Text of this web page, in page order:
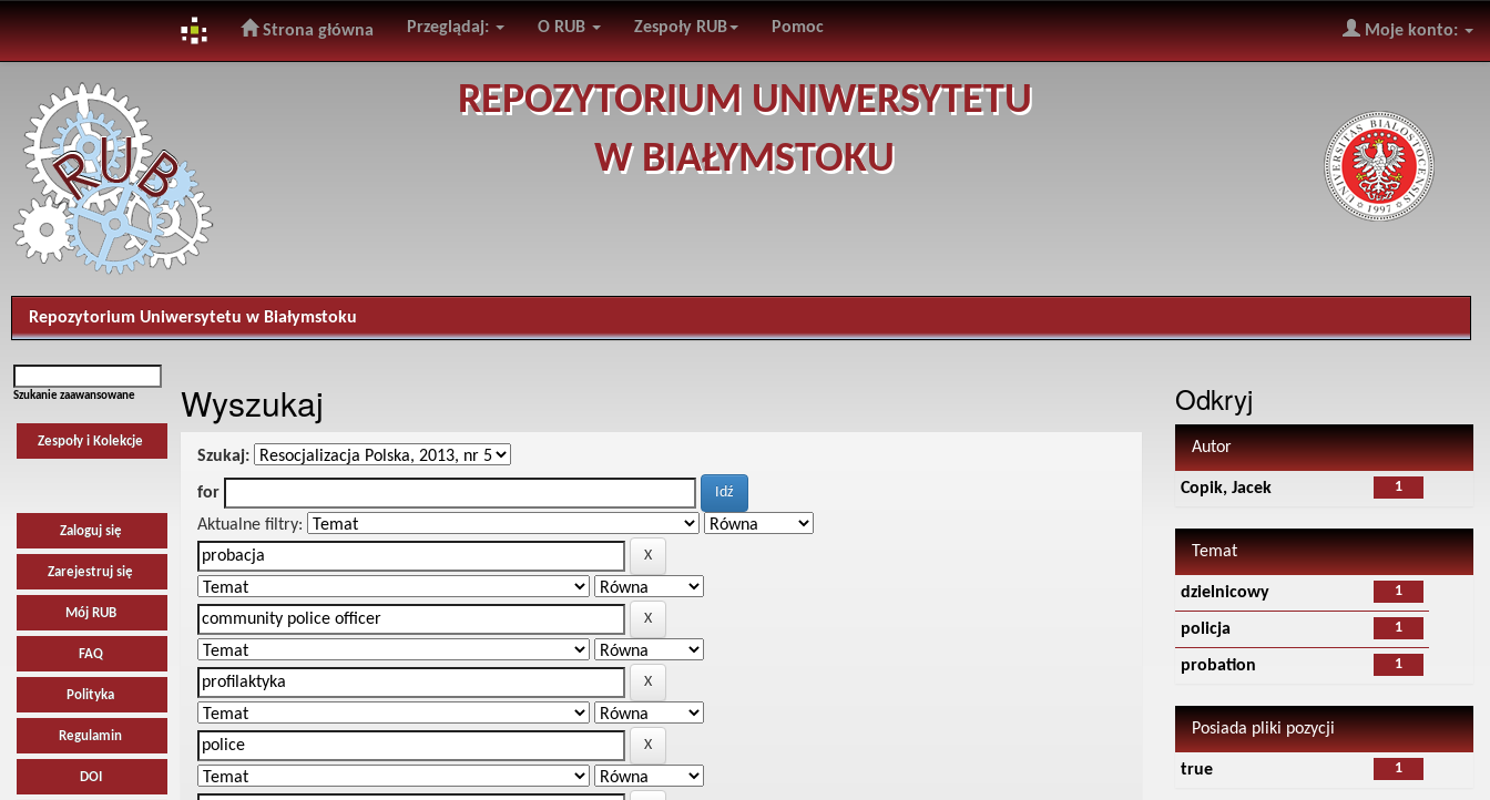
navigation
Strona główna Przeglądaj: O RUB Zespoły RUB Pomoc Moje konto:
REPOZYTORIUM UNIWERSYTETU
W BIAŁYMSTOKU
Repozytorium Uniwersytetu w Białymstoku
Szukanie zaawansowane
Zespoły i Kolekcje
Zaloguj się
Zarejestruj się
Mój RUB
FAQ
Polityka
Regulamin
DOI
Wyszukaj
Szukaj:
for
Aktualne filtry:
Odkryj
Autor
1
Copik, Jacek
Temat
1
dzielnicowy
1
policja
1
probation
Posiada pliki pozycji
1
true